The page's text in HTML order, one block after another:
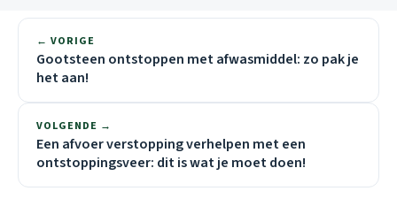
← VORIGE
Gootsteen ontstoppen met afwasmiddel: zo pak je
het aan!
VOLGENDE →
Een afvoer verstopping verhelpen met een
ontstoppingsveer: dit is wat je moet doen!